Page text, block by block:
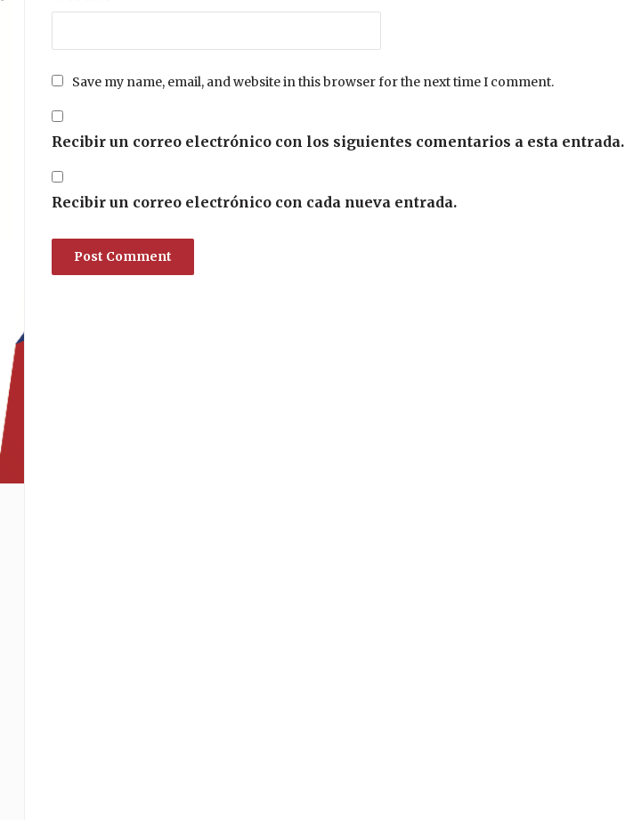
Save my name, email, and website in this browser for the next time I comment.
Recibir un correo electrónico con los siguientes comentarios a esta entrada.
Recibir un correo electrónico con cada nueva entrada.